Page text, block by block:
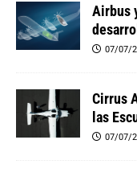
Airbus
07/07/
Cirrus
las
07/07/